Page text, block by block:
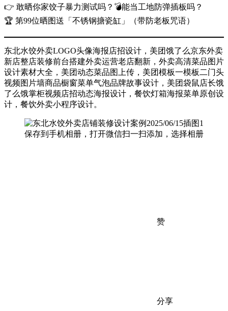
👉 敢晒你家饺子暴力测试吗？💣能当工地防弹插板吗？
🏆 第99位晒图送「不锈钢搪瓷缸」（带防老板咒语）
东北水饺外卖LOGO头像海报店招设计，美团饿了么京东外卖
新店整店装修前台搭建外卖运营老店翻新，外卖高清菜品图片
设计素材大全，美团动态菜品图上传，美团模板一模板二门头
视频图片墙商品橱窗菜单气泡品牌故事设计，美团袋鼠店长饿
了么饿掌柜视频店招动态海报设计，餐饮灯箱海报菜单原创设
计，餐饮外卖小程序设计。
保存到手机相册，打开微信扫一扫添加，选择相册
赞
分享